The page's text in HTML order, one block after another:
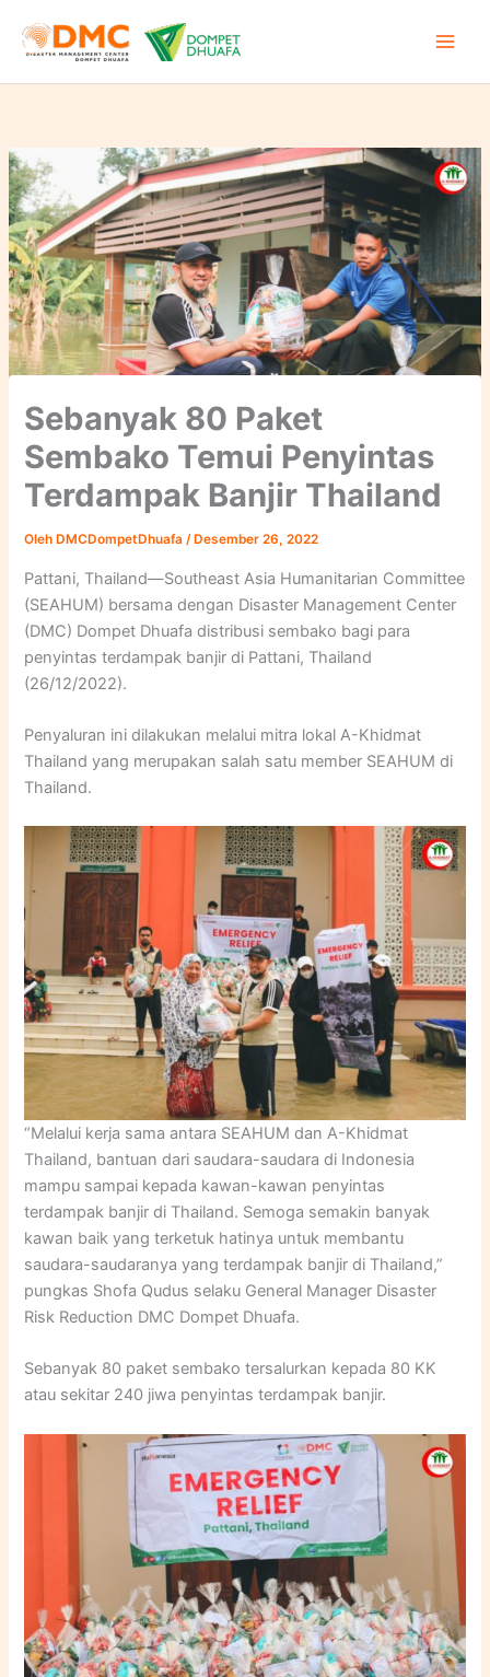
Sebanyak 80 Paket
Sembako Temui Penyintas
Terdampak Banjir Thailand
Oleh DMCDompetDhuafa/ Desember 26, 2022
Pattani, Thailand—Southeast Asia Humanitarian Committee
(SEAHUM) bersama dengan Disaster Management Center
(DMC) Dompet Dhuafa distribusi sembako bagi para
penyintas terdampak banjir di Pattani, Thailand
(26/12/2022).
Penyaluran ini dilakukan melalui mitra lokal A-Khidmat
Thailand yang merupakan salah satu member SEAHUM di
Thailand.
“Melalui kerja sama antara SEAHUM dan A-Khidmat
Thailand, bantuan dari saudara-saudara di Indonesia
mampu sampai kepada kawan-kawan penyintas
terdampak banjir di Thailand. Semoga semakin banyak
kawan baik yang terketuk hatinya untuk membantu
saudara-saudaranya yang terdampak banjir di Thailand,”
pungkas Shofa Qudus selaku General Manager Disaster
Risk Reduction DMC Dompet Dhuafa.
Sebanyak 80 paket sembako tersalurkan kepada 80 KK
atau sekitar 240 jiwa penyintas terdampak banjir.